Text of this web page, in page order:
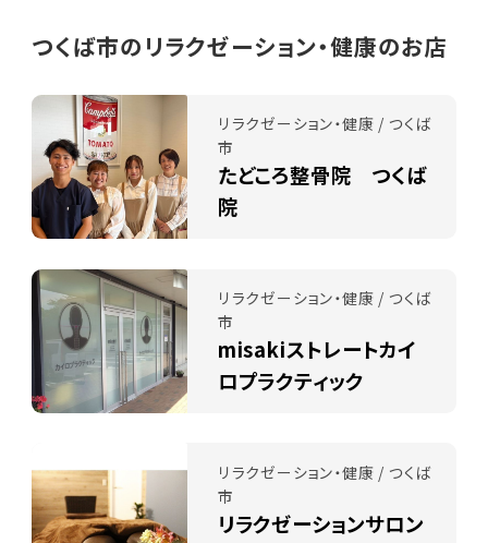
つくば市のリラクゼーション・健康のお店
リラクゼーション・健康 / つくば
市
たどころ整骨院 つくば
院
リラクゼーション・健康 / つくば
市
misakiストレートカイ
ロプラクティック
リラクゼーション・健康 / つくば
市
リラクゼーションサロン